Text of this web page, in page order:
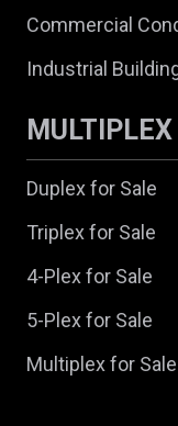
Commercial
Industrial
MULTIPLEX
Duplex for Sale
Triplex for Sale
4-Plex for Sale
5-Plex for Sale
Multiplex for